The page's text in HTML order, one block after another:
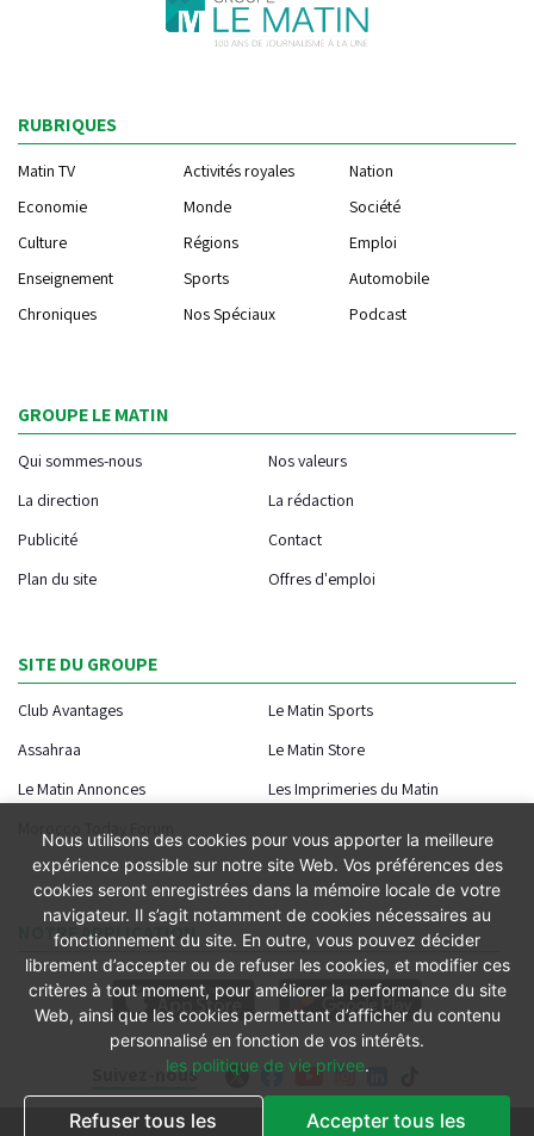
Suivez-nous
RUBRIQUES
Matin TV Activités royales
Nation
Economie
Monde
Société
Culture
Régions
Emploi
Enseignement
Sports
Automobile
Chroniques
Nos Spéciaux Podcast
GROUPE LE MATIN
Qui sommes-nous
Nos valeurs
La direction
La rédaction
Publicité
Contact
Plan du site
Offres d'emploi
SITE DU GROUPE
Club Avantages
Le Matin Sports
Assahraa
Le Matin Store
Le Matin Annonces
Les Imprimeries du Matin
Morocco Today Forum
NOTRE APPLICATION
Nous utilisons des cookies pour vous apporter la meilleure
expérience possible sur notre site Web. Vos préférences des
cookies seront enregistrées dans la mémoire locale de votre
navigateur. Il s’agit notamment de cookies nécessaires au
fonctionnement du site. En outre, vous pouvez décider
librement d’accepter ou de refuser les cookies, et modifier ces
critères à tout moment, pour améliorer la performance du site
Web, ainsi que les cookies permettant d’afficher du contenu
personnalisé en fonction de vos intérêts.
les politique de vie privee.
Refuser tous les Accepter tous les